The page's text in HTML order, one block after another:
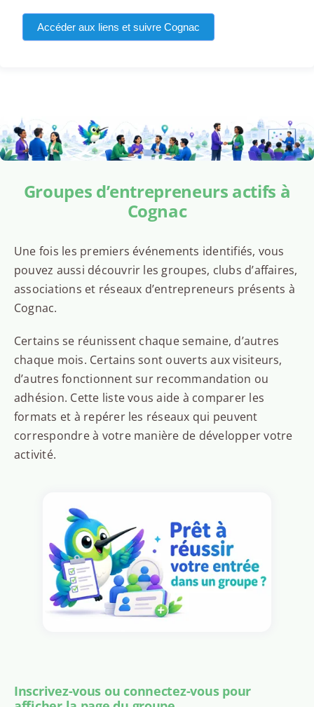
Accéder aux liens et suivre Cognac
Groupes d’entrepreneurs actifs à
Cognac
Une fois les premiers événements identifiés, vous
pouvez aussi découvrir les groupes, clubs d’affaires,
associations et réseaux d’entrepreneurs présents à
Cognac.
Certains se réunissent chaque semaine, d’autres
chaque mois. Certains sont ouverts aux visiteurs,
d’autres fonctionnent sur recommandation ou
adhésion. Cette liste vous aide à comparer les
formats et à repérer les réseaux qui peuvent
correspondre à votre manière de développer votre
activité.
Inscrivez-vous ou connectez-vous pour